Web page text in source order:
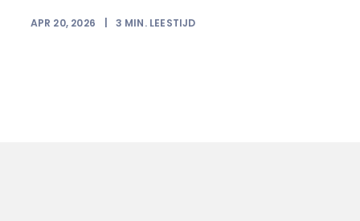
APR 20, 2026 3 MIN. LEESTIJD